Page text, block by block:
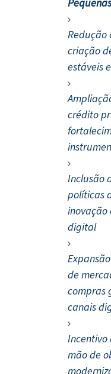
Redução
criação
estáveis
crédito
Inclusão
políticas
inovação
digital
de
compras
canais
mão de